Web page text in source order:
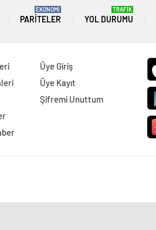
PARITELER
EKONOMİ
YOL DURUMU
TRAFİK
Üye Giriş
Üye Kayıt
Şifremi Unuttum